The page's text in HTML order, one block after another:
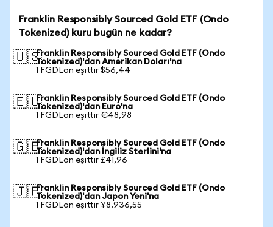
Franklin Responsibly Sourced Gold ETF (Ondo
Tokenized) kuru bugün ne kadar?
🇺🇸Franklin Responsibly Sourced Gold ETF (Ondo
Tokenized)'dan Amerikan Doları'na
1 FGDLon eşittir $56,44
🇪🇺Franklin Responsibly Sourced Gold ETF (Ondo
Tokenized)'dan Euro'na
1 FGDLon eşittir €48,98
🇬🇧Franklin Responsibly Sourced Gold ETF (Ondo
Tokenized)'dan İngiliz Sterlini'na
1 FGDLon eşittir £41,96
🇯🇵Franklin Responsibly Sourced Gold ETF (Ondo
Tokenized)'dan Japon Yeni'na
1 FGDLon eşittir ¥8.936,55